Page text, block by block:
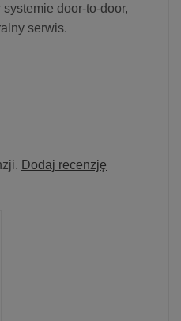
door-to-door,
serwis.
Dodaj recenzję